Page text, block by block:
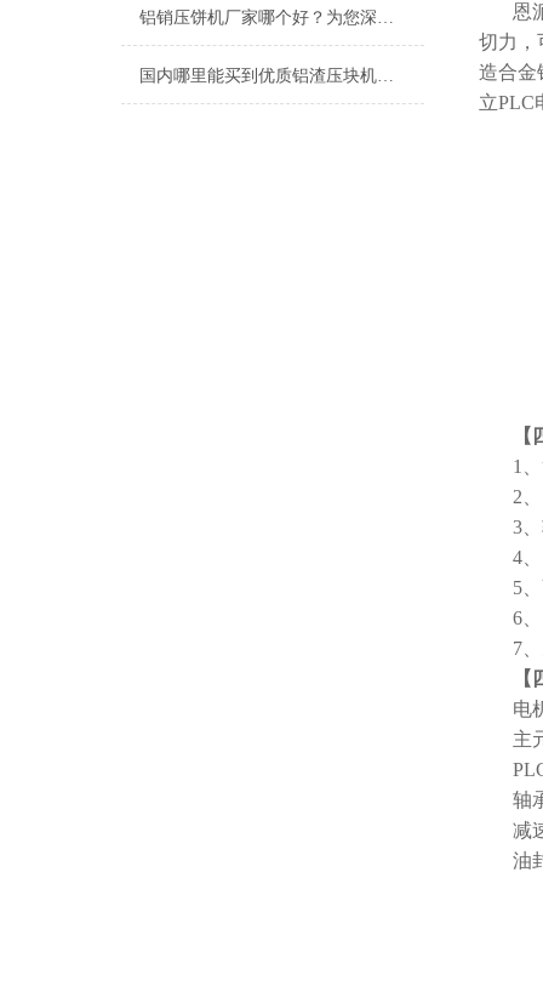
铝销压饼机厂家哪个好？为您深度解析行业优选——恩派特
国内哪里能买到优质铝渣压块机？恩派特压饼机
恩
切力，
造合金
立PLC
1
2
3
4
5
6
7
电
主
轴
减
油